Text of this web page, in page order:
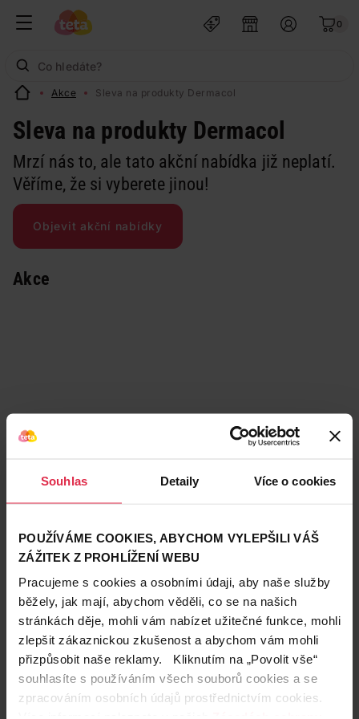
Souhlas Detaily Více o cookies
POUŽÍVÁME COOKIES, ABYCHOM VYLEPŠILI VÁŠ
ZÁŽITEK Z PROHLÍŽENÍ WEBU
Pracujeme s cookies a osobními údaji, aby naše služby
běžely, jak mají, abychom věděli, co se na našich
stránkách děje, mohli vám nabízet užitečné funkce, mohli
zlepšit zákaznickou zkušenost a abychom vám mohli
přizpůsobit naše reklamy. Kliknutím na „Povolit vše“
souhlasíte s používáním všech souborů cookies a se
zpracováním osobních údajů prostřednictvím cookies.
0
Akce Sleva na produkty Dermacol
Sleva na produkty Dermacol
Mrzí nás to, ale tato akční nabídka již neplatí.
Věříme, že si vyberete jinou!
Objevit akční nabídky
Akce
Teta prodejny a služby